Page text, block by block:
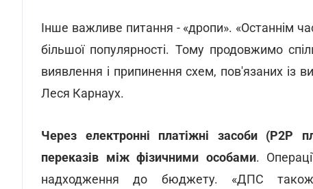
Інше важливе питання - «дропи». «Останнім
більшої популярності. Тому продовжимо
виявлення і припинення схем, пов'язаних із
Леся Карнаух.
Через електронні платіжні засоби (P2P
переказів між фізичними особами.
надходження до бюджету. «ДПС також